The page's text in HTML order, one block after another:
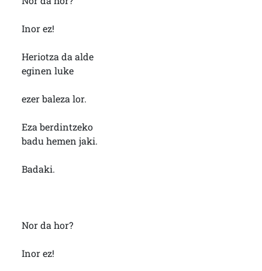
Inor ez!
Heriotza da alde
eginen luke
ezer baleza lor.
Eza berdintzeko
badu hemen jaki.
Badaki.
Nor da hor?
Inor ez!